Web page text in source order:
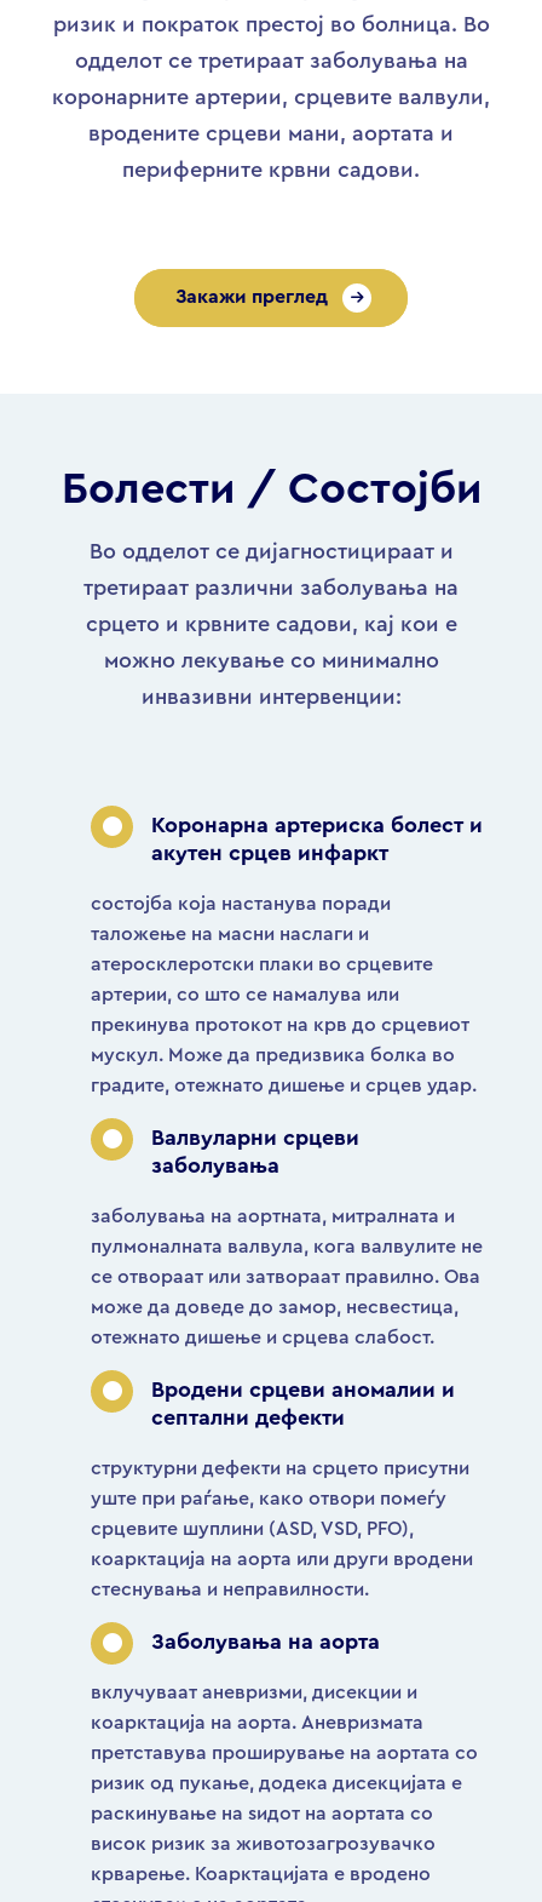
ризик и пократок престој во болница. Во
одделот се третираат заболувања на
коронарните артерии, срцевите валвули,
вродените срцеви мани, аортата и
периферните крвни садови.
Закажи преглед
Болести / Состојби
Во одделот се дијагностицираат и
третираат различни заболувања на
срцето и крвните садови, кај кои е
можно лекување со минимално
инвазивни интервенции:
Коронарна артериска болест и
акутен срцев инфаркт
состојба која настанува поради
таложење на масни наслаги и
атеросклеротски плаки во срцевите
артерии, со што се намалува или
прекинува протокот на крв до срцевиот
мускул. Може да предизвика болка во
градите, отежнато дишење и срцев удар.
Валвуларни срцеви
заболувања
заболувања на аортната, митралната и
пулмоналната валвула, кога валвулите не
се отвораат или затвораат правилно. Ова
може да доведе до замор, несвестица,
отежнато дишење и срцева слабост.
Вродени срцеви аномалии и
септални дефекти
структурни дефекти на срцето присутни
уште при раѓање, како отвори помеѓу
срцевите шуплини (ASD, VSD, PFO),
коарктација на аорта или други вродени
стеснувања и неправилности.
Заболувања на аорта
вклучуваат аневризми, дисекции и
коарктација на аорта. Аневризмата
претставува проширување на аортата со
ризик од пукање, додека дисекцијата е
раскинување на ѕидот на аортата со
висок ризик за животозагрозувачко
крварење. Коарктацијата е вродено